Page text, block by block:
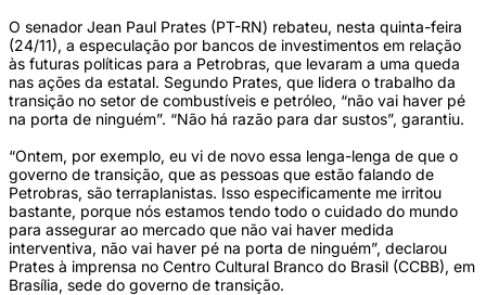
O senador Jean Paul Prates (PT-RN) rebateu, nesta quinta-feira
(24/11), a especulação por bancos de investimentos em relação
às futuras políticas para a Petrobras, que levaram a uma queda
nas ações da estatal. Segundo Prates, que lidera o trabalho da
transição no setor de combustíveis e petróleo, “não vai haver pé
na porta de ninguém”. “Não há razão para dar sustos”, garantiu.
“Ontem, por exemplo, eu vi de novo essa lenga-lenga de que o
governo de transição, que as pessoas que estão falando de
Petrobras, são terraplanistas. Isso especificamente me irritou
bastante, porque nós estamos tendo todo o cuidado do mundo
para assegurar ao mercado que não vai haver medida
interventiva, não vai haver pé na porta de ninguém”, declarou
Prates à imprensa no Centro Cultural Branco do Brasil (CCBB), em
Brasília, sede do governo de transição.